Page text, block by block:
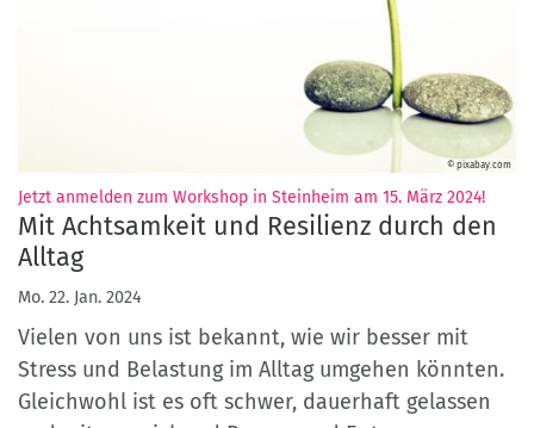
© pixabay.com
Jetzt anmelden zum Workshop in Steinheim am 15. März 2024!:
Mit Achtsamkeit und Resilienz durch den
Alltag
Mo. 22. Jan. 2024
Vielen von uns ist bekannt, wie wir besser mit
Stress und Belastung im Alltag umgehen könnten.
Gleichwohl ist es oft schwer, dauerhaft gelassen